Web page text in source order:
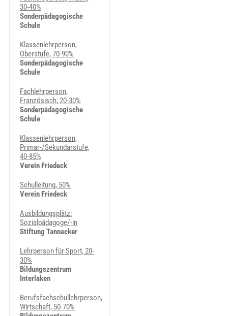
30-40%
Sonderpädagogische
Schule
Klassenlehrperson,
Oberstufe, 70-90%
Sonderpädagogische
Schule
Fachlehrperson,
Französisch, 20-30%
Sonderpädagogische
Schule
Klassenlehrperson,
Primar-/Sekundarstufe,
40-85%
Verein Friedeck
Schulleitung, 50%
Verein Friedeck
Ausbildungsplätz:
Sozialpädagoge/-in
Stiftung Tannacker
Lehrperson für Sport, 20-
30%
Bildungszentrum
Interlaken
Berufsfachschullehrperson,
Wirtschaft, 50-70%